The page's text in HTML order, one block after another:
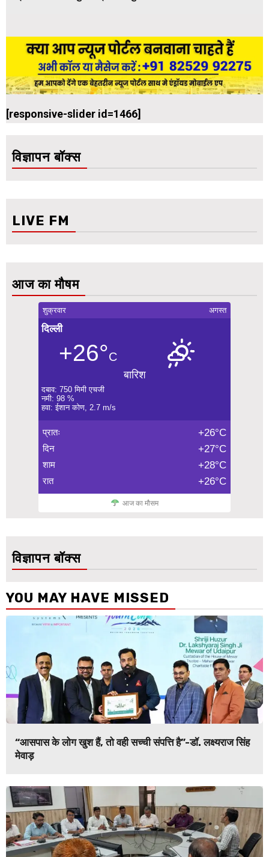
[responsive-slider id=1466]
विज्ञापन बॉक्स
LIVE FM
आज का मौषम
शुक्रवार अगस्त
दिल्ली
+26°C
बारिश
दबाव: 750 मिमी एचजी
नमी: 98 %
हवा: ईशान कोण, 2.7 m/s
प्रातः +26°C
दिन +27°C
शाम +28°C
रात +26°C
आज का मौसम
विज्ञापन बॉक्स
YOU MAY HAVE MISSED
“आसपास के लोग खुश हैं, तो वही सच्ची संपत्ति है”-डॉ. लक्ष्यराज सिंह
मेवाड़